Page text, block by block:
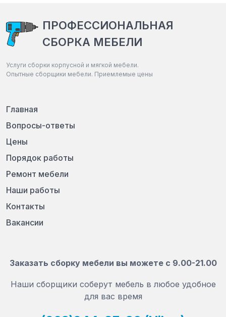
ПРОФЕССИОНАЛЬНАЯ
СБОРКА МЕБЕЛИ
Услуги сборки корпусной и мягкой мебели.
Опытные сборщики мебели. Приемлемые цены
Главная
Вопросы-ответы
Цены
Порядок работы
Ремонт мебели
Наши работы
Контакты
Вакансии
Заказать сборку мебели вы можете с 9.00-21.00
Наши сборщики соберут мебель в любое удобное
для вас время